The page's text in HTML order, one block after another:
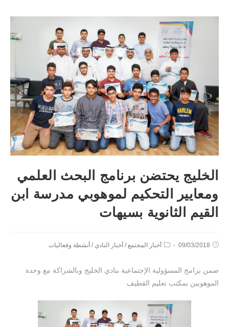
الخليج يحتضن برنامج البحث العلمي
ومعايير التحكيم لموهوبي مدرسة ابن
القيم الثانوية بسيهات
09/03/2018 أخبار المجتمع / أخبار النادي / أنشطة وفعاليات
‏ضمن برامج المسؤولية الإجتماعية بنادي الخليج وبالشراكة مع وحدة
الموهوبين بمكتب تعليم القطيف